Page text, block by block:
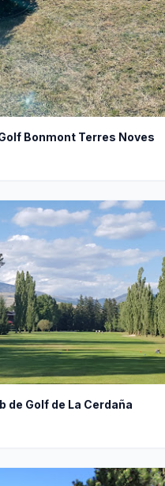
Bonmont Terres Noves
de Golf de La Cerdaña